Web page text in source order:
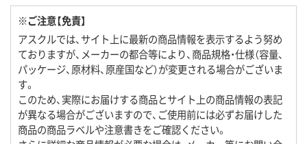
※ご注意【免責】
アスクルでは、サイト上に最新の商品情報を表示するよう努め
ておりますが、メーカーの都合等により、商品規格・仕様（容量、
パッケージ、原材料、原産国など）が変更される場合がございま
す。
このため、実際にお届けする商品とサイト上の商品情報の表記
が異なる場合がございますので、ご使用前には必ずお届けした
商品の商品ラベルや注意書きをご確認ください。